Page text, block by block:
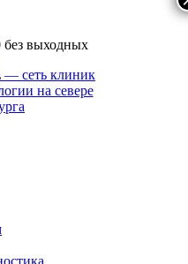
без выходных